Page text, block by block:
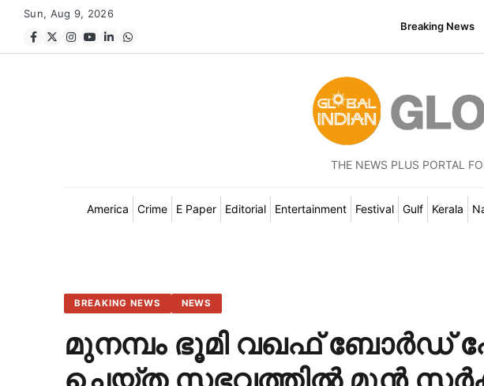
Sun, Aug 9, 2026
Breaking News
THE NEWS PLUS PORTAL
America Crime E Paper Editorial Entertainment Festival Gulf Kerala
BREAKING NEWS NEWS
മുനമ്പം ഭൂമി വഖഫ് ബോര്‍ഡ്